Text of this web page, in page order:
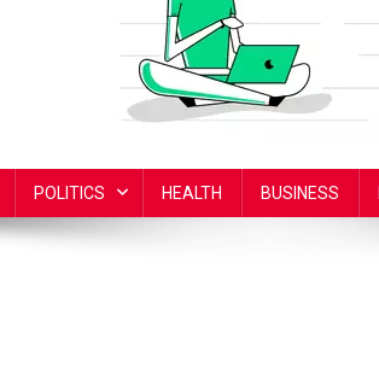
POLITICS HEALTH BUSINESS